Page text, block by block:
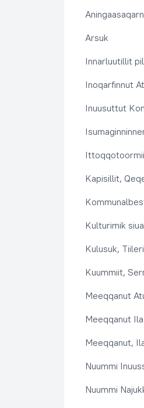
Arsuk
Innarluutillit
Inoqarfinnut
Inuusuttut
Kapisillit,
Kulturimik
Kulusuk,
Kuummiit,
Meeqqanut
Meeqqanut
Meeqqanut,
Nuummi
Nuummi